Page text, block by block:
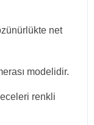
net
modelidir.
renkli